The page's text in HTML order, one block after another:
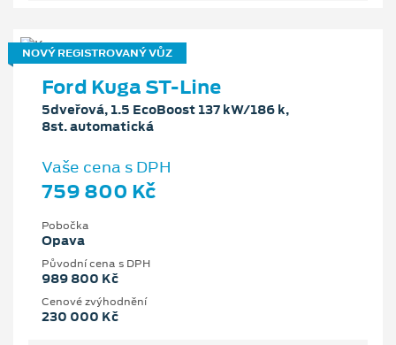
NOVÝ REGISTROVANÝ VŮZ
Ford Kuga ST-Line
5dveřová, 1.5 EcoBoost 137 kW/186 k,
8st. automatická
Vaše cena s DPH
759 800 Kč
Pobočka
Opava
Původní cena s DPH
989 800 Kč
Cenové zvýhodnění
230 000 Kč